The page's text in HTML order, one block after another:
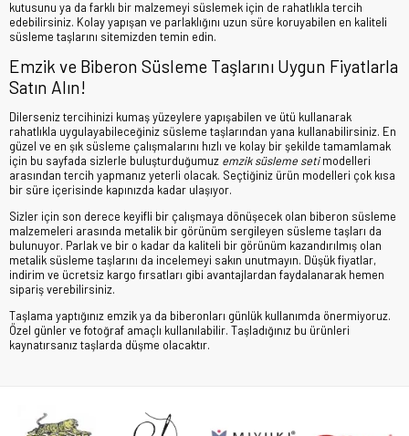
kutusunu ya da farklı bir malzemeyi süslemek için de rahatlıkla tercih
edebilirsiniz. Kolay yapışan ve parlaklığını uzun süre koruyabilen en kaliteli
süsleme taşlarını sitemizden temin edin.
Emzik ve Biberon Süsleme Taşlarını Uygun Fiyatlarla
Satın Alın!
Dilerseniz tercihinizi kumaş yüzeylere yapışabilen ve ütü kullanarak
rahatlıkla uygulayabileceğiniz süsleme taşlarından yana kullanabilirsiniz. En
güzel ve en şık süsleme çalışmalarını hızlı ve kolay bir şekilde tamamlamak
için bu sayfada sizlerle buluşturduğumuz emzik süsleme setimodelleri
arasından tercih yapmanız yeterli olacak. Seçtiğiniz ürün modelleri çok kısa
bir süre içerisinde kapınızda kadar ulaşıyor.
Sizler için son derece keyifli bir çalışmaya dönüşecek olan biberon süsleme
malzemeleri arasında metalik bir görünüm sergileyen süsleme taşları da
bulunuyor. Parlak ve bir o kadar da kaliteli bir görünüm kazandırılmış olan
metalik süsleme taşlarını da incelemeyi sakın unutmayın. Düşük fiyatlar,
indirim ve ücretsiz kargo fırsatları gibi avantajlardan faydalanarak hemen
sipariş verebilirsiniz.
Taşlama yaptığınız emzik ya da biberonları günlük kullanımda önermiyoruz.
Özel günler ve fotoğraf amaçlı kullanılabilir. Taşladığınız bu ürünleri
kaynatırsanız taşlarda düşme olacaktır.